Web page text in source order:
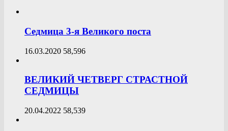
Седмица 3-я Великого поста
16.03.2020 58,596
ВЕЛИКИЙ ЧЕТВЕРГ СТРАСТНОЙ
СЕДМИЦЫ
20.04.2022 58,539